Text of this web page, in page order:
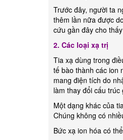
Trước đây, người ta
thêm lần nữa được
cứu gần đây cho
2. Các loại xạ trị
Tia xạ dùng trong
tế bào thành các ion
mang điện tích do
làm thay đổi cấu trúc
Một dạng khác của
Chúng không có
Bức xạ ion hóa có